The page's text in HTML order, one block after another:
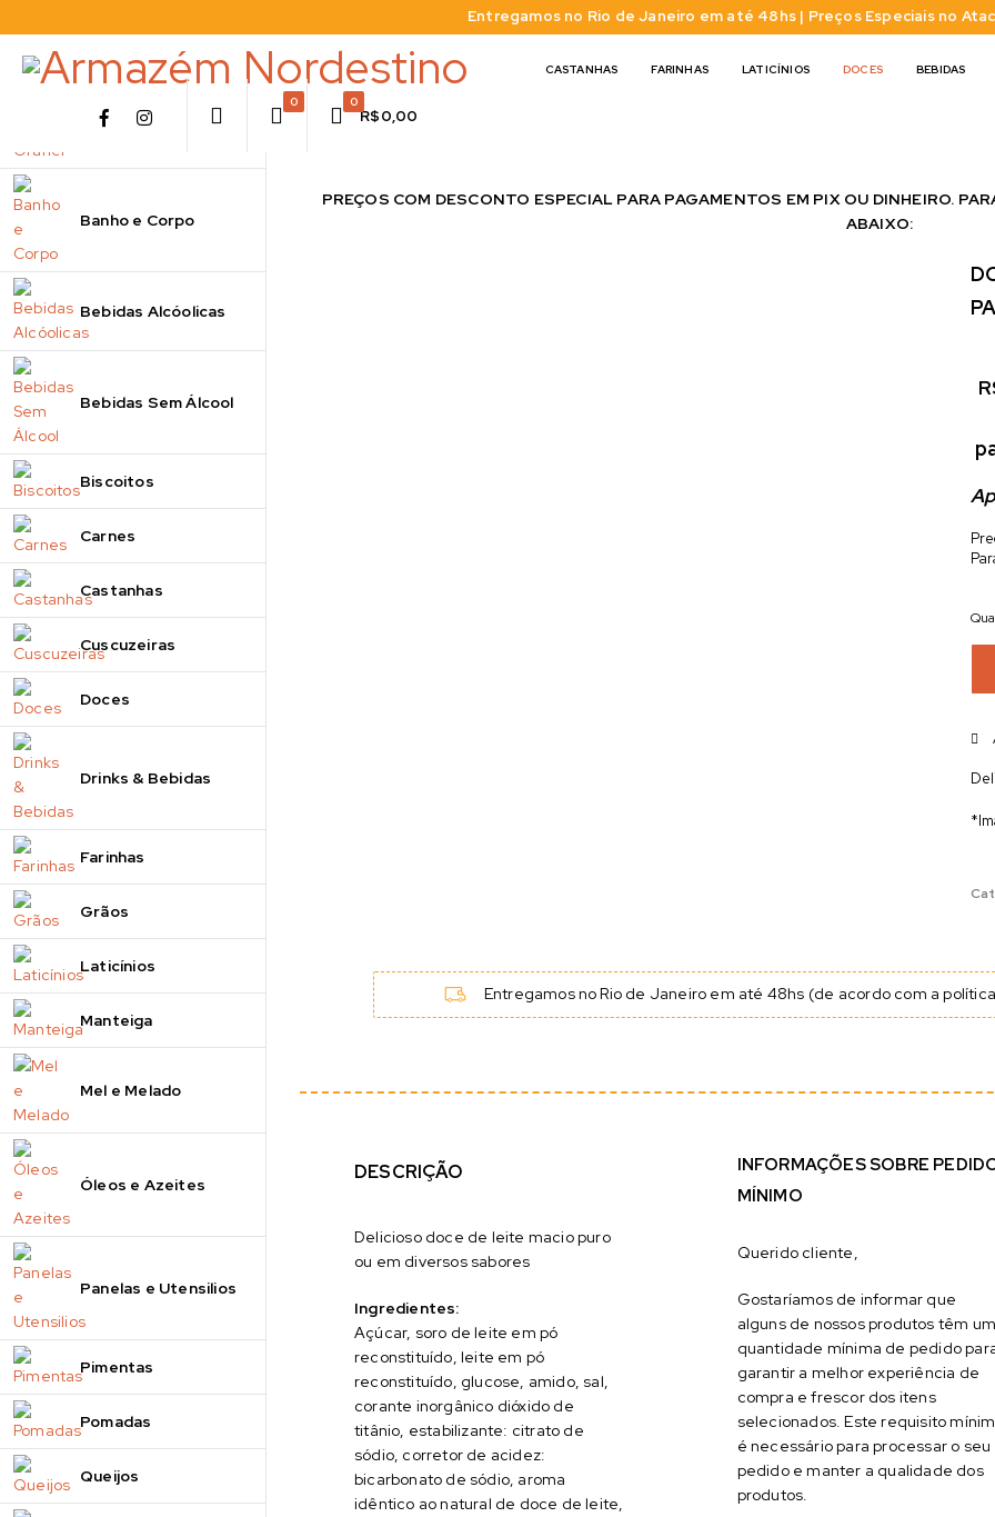
Entregamos no Rio de Janeiro em até 48hs | Preços Especiais no
CASTANHAS FARINHAS LATICÍNIOS DOCES BEBIDAS
0 0
R$0,00
Banho e Corpo
Bebidas Alcóolicas
Bebidas Sem Álcool
Biscoitos
Carnes
Castanhas
Cuscuzeiras
Doces
Drinks & Bebidas
Farinhas
Grãos
Laticínios
Manteiga
Mel e Melado
Óleos e Azeites
Panelas e Utensilios
Pimentas
Pomadas
Queijos
PREÇOS COM DESCONTO ESPECIAL PARA PAGAMENTOS EM PIX OU DINHEIRO.
ABAIXO:
Entregamos no Rio de Janeiro em até 48hs (de acordo com a
DESCRIÇÃO
Delicioso doce de leite macio puro
ou em diversos sabores
Ingredientes:
Açúcar, soro de leite em pó
reconstituído, leite em pó
reconstituído, glucose, amido, sal,
corante inorgânico dióxido de
titânio, estabilizante: citrato de
sódio, corretor de acidez:
bicarbonato de sódio, aroma
idêntico ao natural de doce de leite,
INFORMAÇÕES SOBRE
MÍNIMO
Querido cliente,
Gostaríamos de informar que
alguns de nossos produtos têm
quantidade mínima de pedido
garantir a melhor experiência de
compra e frescor dos itens
selecionados. Este requisito
é necessário para processar o seu
pedido e manter a qualidade dos
produtos.